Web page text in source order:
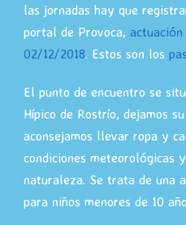
las jornadas hay que
portal de Provoca, actuación
02/12/2018. Estos son los
El punto de encuentro se
Hípico de Rostrío, dejamos
aconsejamos llevar ropa y
condiciones meteorológicas
naturaleza. Se trata de una
para niños menores de 10